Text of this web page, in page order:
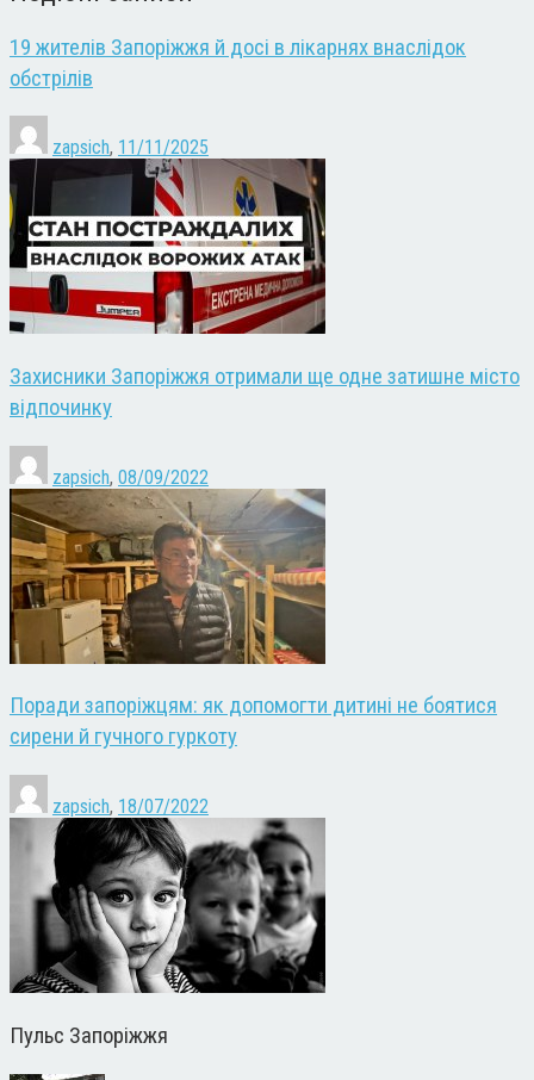
19 жителів Запоріжжя й досі в лікарнях внаслідок
обстрілів
zapsich, 11/11/2025
Захисники Запоріжжя отримали ще одне затишне місто
відпочинку
zapsich, 08/09/2022
Поради запоріжцям: як допомогти дитині не боятися
сирени й гучного гуркоту
zapsich, 18/07/2022
Пульс Запоріжжя